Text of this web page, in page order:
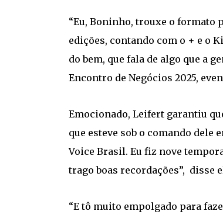
“Eu, Boninho, trouxe o formato
edições, contando com o + e o
do bem, que fala de algo que a
Encontro de Negócios 2025,
Emocionado, Leifert garantiu
que esteve sob o comando dele
Voice Brasil. Eu fiz nove
trago boas recordações”, disse
“E tô muito empolgado para